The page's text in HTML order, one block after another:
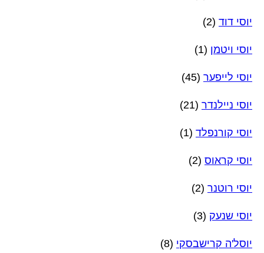
יוסי דוד (2)
יוסי ויטמן (1)
יוסי לייפער (45)
יוסי ניילנדר (21)
יוסי קורנפלד (1)
יוסי קראוס (2)
יוסי רוטנר (2)
יוסי שנעק (3)
יוסל'ה קרישבסקי (8)